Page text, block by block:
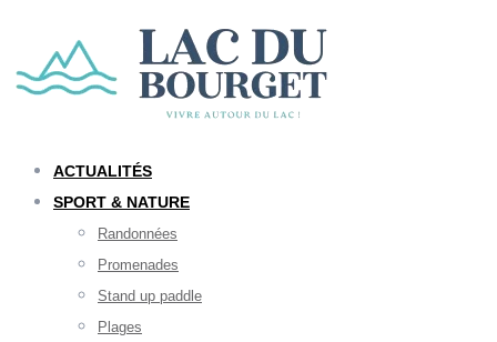
ACTUALITÉS
SPORT & NATURE
Randonnées
Promenades
Stand up paddle
Plages